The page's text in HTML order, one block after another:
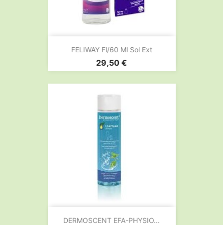
FELIWAY Fl/60 Ml Sol Ext
Prix
29,50 €
DERMOSCENT EFA-PHYSIO...